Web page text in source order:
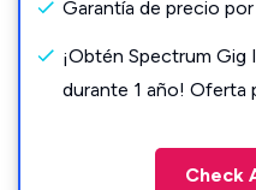
Garantía de precio
¡Obtén Spectrum
durante 1 año! Oferta
Check